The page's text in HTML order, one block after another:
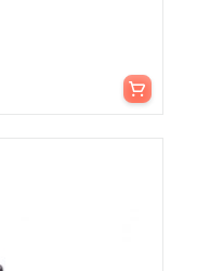
Leggi tutto